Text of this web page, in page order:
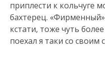
приплести к кольчуге
бахтерец.
кстати, тоже чуть
поехал я таки со своим